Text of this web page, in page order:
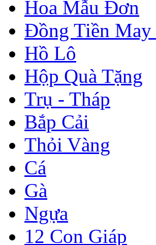
Hoa Mẫu Đơn
Đồng Tiền May
Hồ Lô
Hộp Quà Tặng
Trụ - Tháp
Bắp Cải
Thỏi Vàng
Cá
Gà
Ngựa
12 Con Giáp